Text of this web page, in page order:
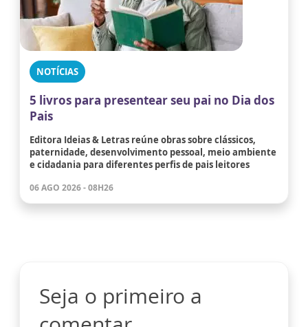
NOTÍCIAS
5 livros para presentear seu pai no Dia dos
Pais
Editora Ideias & Letras reúne obras sobre clássicos,
paternidade, desenvolvimento pessoal, meio ambiente
e cidadania para diferentes perfis de pais leitores
06 AGO 2026 - 08H26
Seja o primeiro a